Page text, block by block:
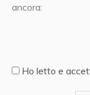
ancora:
Ho letto e